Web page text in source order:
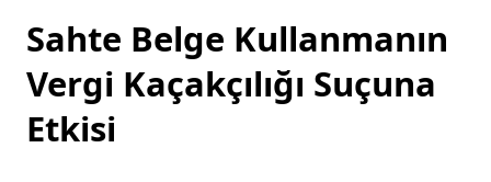
Sahte Belge Kullanmanın
Vergi Kaçakçılığı Suçuna
Etkisi